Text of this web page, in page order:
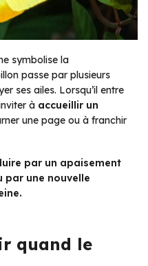
symbolise la
passe par plusieurs
ses ailes. Lorsqu’il entre
à accueillir un
une page ou à franchir
par un apaisement
par une nouvelle
quand le